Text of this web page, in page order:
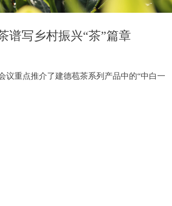
谱写乡村振兴“茶”篇章
议重点推介了建德苞茶系列产品中的“中白一